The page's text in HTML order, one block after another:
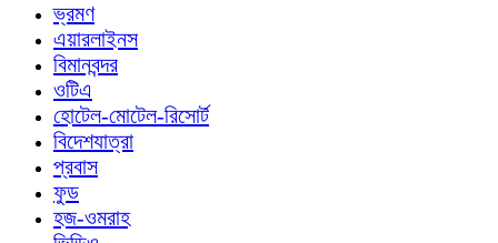
ভ্রমণ
এয়ারলাইনস
বিমানবন্দর
ওটিএ
হোটেল-মোটেল-রিসোর্ট
বিদেশযাত্রা
প্রবাস
ফুড
হজ-ওমরাহ